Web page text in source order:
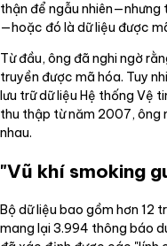
thận để ngẫu nhiên—nhưng
—hoặc đó là dữ liệu được
Từ đầu, ông đã nghi ngờ
truyền được mã hóa. Tuy
lưu trữ dữ liệu Hệ thống Vệ
thu thập từ năm 2007, ông
nhau.
"Vũ khí smoking
Bộ dữ liệu bao gồm hơn 12
mang lại 3.994 thông báo